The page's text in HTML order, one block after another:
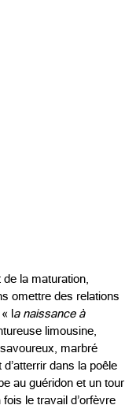
la maturation,
omettre des relations
l a naissance à
limousine,
marbré
dans la poêle
au guéridon et un tour
le travail d’orfèvre